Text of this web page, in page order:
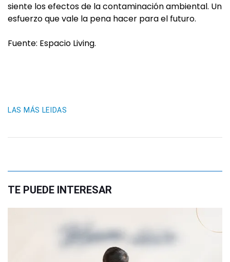
siente los efectos de la contaminación ambiental. Un
esfuerzo que vale la pena hacer para el futuro.
Fuente: Espacio Living.
LAS MÁS LEIDAS
TE PUEDE INTERESAR